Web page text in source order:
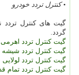
•کنترل تردد خودرو
گیت های کنترل تردد
گردد.
گیت کنترل تردد اهرمی
گیت کنترل تردد شیشه
گیت کنترل تردد لولایی
گیت کنترل تردد تمام قد